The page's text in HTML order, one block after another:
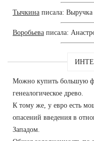
Тычкина писала: Выручка
Воробьева писала:
Можно купить большую
генеалогическое древо.
К тому же, у евро есть
опасений введения в
Западом.